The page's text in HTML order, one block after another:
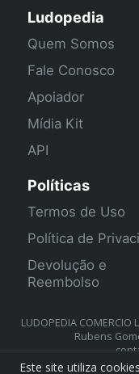
Ludopedia
Quem Somos
Fale Conosco
Apoiador
Mídia Kit
API
Políticas
Termos de Uso
Política de
Devolução e
Reembolso
LUDOPEDIA
Rubens
Este site utiliza